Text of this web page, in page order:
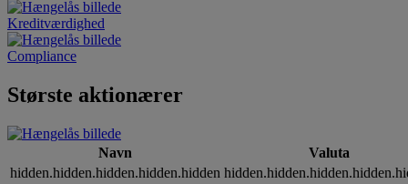
Kreditværdighed
Compliance
Største aktionærer
Navn
Valuta
hidden.hidden.hidden.hidden.hidden